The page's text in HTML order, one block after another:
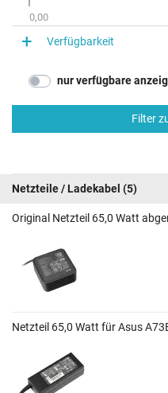
0,00
Verfügbarkeit
nur verfügbare
Filter
Netzteile / Ladekabel (5)
Original Netzteil 65,0 Watt
Netzteil 65,0 Watt für Asus